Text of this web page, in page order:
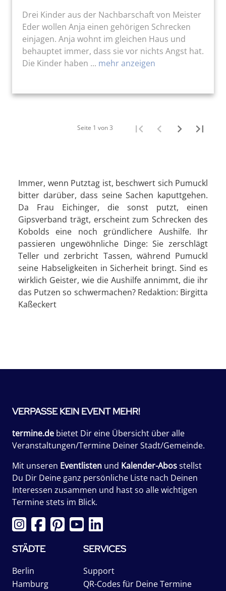
Drei Kinder aus der Nachbarschaft von Meister
Eder wollen Anja einen gehörigen Schrecken
einjagen. Anja wohnt im gleichen Haus und
behauptet immer, dass sie vor nichts Angst hat.
Die Kinder haben ... mehr anzeigen
Seite 1 von 3
Immer, wenn Putztag ist, beschwert sich Pumuckl
bitter darüber, dass seine Sachen kaputtgehen.
Da Frau Eichinger, die sonst putzt, einen
Gipsverband trägt, erscheint zum Schrecken des
Kobolds eine noch gründlichere Aushilfe. Ihr
passieren ungewöhnliche Dinge: Sie zerschlägt
Teller und zerbricht Tassen, während Pumuckl
seine Habseligkeiten in Sicherheit bringt. Sind es
wirklich Geister, wie die Aushilfe annimmt, die ihr
das Putzen so schwermachen? Redaktion: Birgitta
Kaßeckert
VERPASSE KEIN EVENT MEHR!
termine.de bietet Dir eine Übersicht über alle
Veranstaltungen/Termine Deiner Stadt/Gemeinde.
Mit unseren Eventlisten und Kalender-Abosstellst
Du Dir Deine ganz persönliche Liste nach Deinen
Interessen zusammen und hast so alle wichtigen
Termine stets im Blick.
STÄDTE
Berlin
Hamburg
SERVICES
Support
QR-Codes für Deine Termine